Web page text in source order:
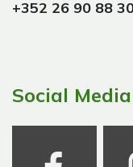
+352 26 90 88
Social Media